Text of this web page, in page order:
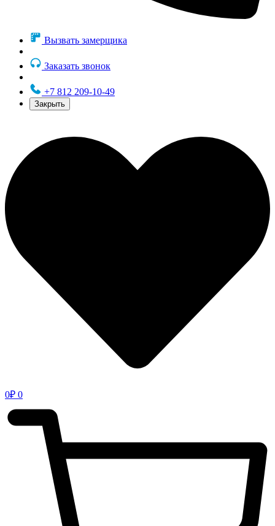
Вызвать замерщика
Заказать звонок
+7 812 209-10-49
Закрыть
0₽ 0